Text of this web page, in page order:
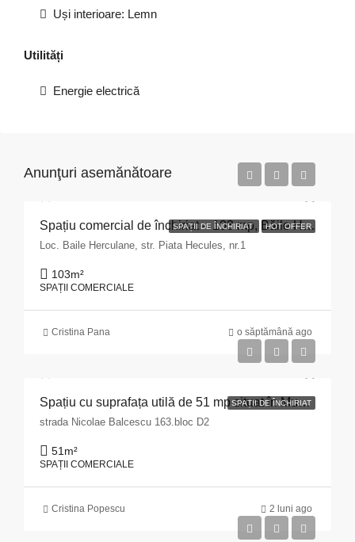
Uși interioare: Lemn
Utilități
Energie electrică
Anunţuri asemănătoare
SPAȚII DE ÎNCHIRIAT HOT OFFER
Spațiu comercial de închiriat – 103 mp, Băile Herculane
Loc. Baile Herculane, str. Piata Hecules, nr.1
103m²
SPAȚII COMERCIALE
Cristina Pana o săptămână ago
SPAȚII DE ÎNCHIRIAT
Spațiu cu suprafața utilă de 51 mp situat în Municipiul Pitești, str. Nicolae Bălcescu nr. 163, bloc D2, județul Argeș
strada Nicolae Balcescu 163.bloc D2
51 m²
SPAȚII COMERCIALE
Cristina Popescu 2 luni ago